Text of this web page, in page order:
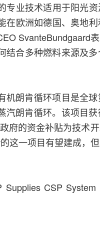
业技术适用于阳光资
在欧洲如德国、奥地
SvanteBundgaard
结合多种燃料来源及
朗肯循环项目是全球
汽朗肯循环。该项目
府的资金补贴为技术
这一项目有望建成，
Supplies CSP